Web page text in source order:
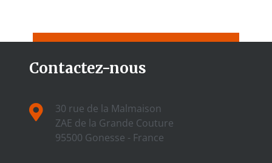
Contactez-nous
30 rue de la Malmaison
ZAE de la Grande Couture
95500 Gonesse - France